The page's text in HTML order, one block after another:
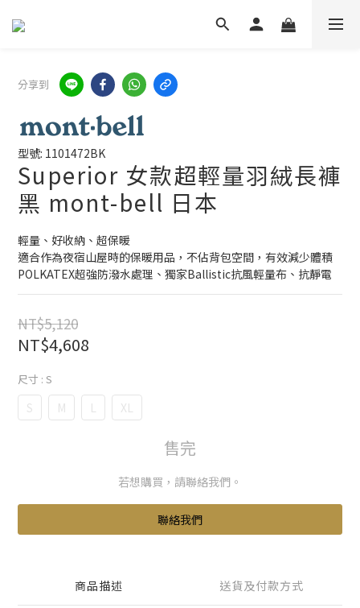
分享到
型號: 1101472BK
Superior 女款超輕量羽絨長褲
黑 mont-bell 日本
輕量、好收納、超保暖
適合作為夜宿山屋時的保暖用品，不佔背包空間，有效減少體積
POLKATEX超強防潑水處理、獨家Ballistic抗風輕量布、抗靜電
NT$5,120
NT$4,608
尺寸 : S
S M L XL
售完
若想購買，請聯絡我們。
聯絡我們
商品描述 送貨及付款方式